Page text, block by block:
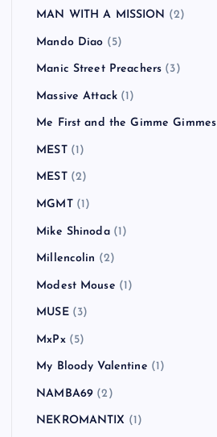
MAN WITH A MISSION (2)
Mando Diao (5)
Manic Street Preachers (3)
Massive Attack (1)
Me First and the Gimme Gimmes
MEST(1)
MEST(2)
MGMT(1)
Mike Shinoda(1)
Millencolin (2)
Modest Mouse (1)
MUSE(3)
MxPx(5)
My Bloody Valentine (1)
NAMBA69 (2)
NEKROMANTIX (1)